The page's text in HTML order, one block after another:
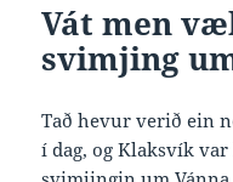
Vát men
svimjing
Tað hevur verið ein
í dag, og Klaksvík